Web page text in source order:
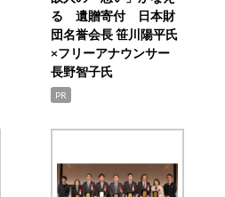
る 遺贈寄付 日本財
団名誉会長 笹川陽平氏
×フリーアナウンサー
長野智子氏
PR